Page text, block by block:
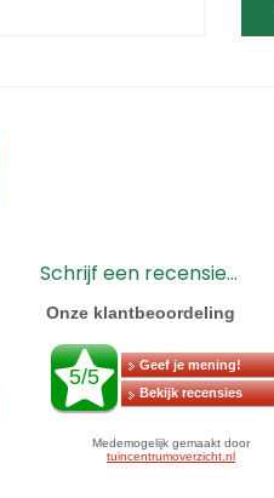
Schrijf een recensie...